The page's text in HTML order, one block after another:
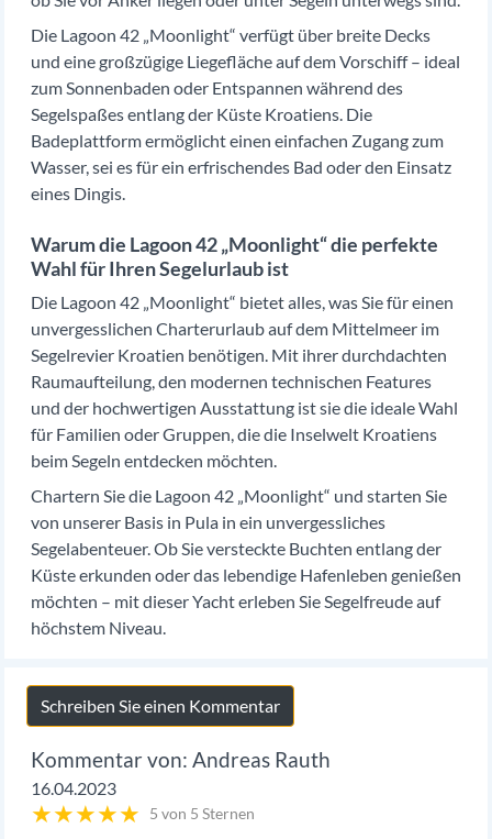
Die Lagoon 42 „Moonlight“ verfügt über breite Decks
und eine großzügige Liegefläche auf dem Vorschiff – ideal
zum Sonnenbaden oder Entspannen während des
Segelspaßes entlang der Küste Kroatiens. Die
Badeplattform ermöglicht einen einfachen Zugang zum
Wasser, sei es für ein erfrischendes Bad oder den Einsatz
eines Dingis.
Warum die Lagoon 42 „Moonlight“ die perfekte
Wahl für Ihren Segelurlaub ist
Die Lagoon 42 „Moonlight“ bietet alles, was Sie für einen
unvergesslichen Charterurlaub auf dem Mittelmeer im
Segelrevier Kroatien benötigen. Mit ihrer durchdachten
Raumaufteilung, den modernen technischen Features
und der hochwertigen Ausstattung ist sie die ideale Wahl
für Familien oder Gruppen, die die Inselwelt Kroatiens
beim Segeln entdecken möchten.
Chartern Sie die Lagoon 42 „Moonlight“ und starten Sie
von unserer Basis in Pula in ein unvergessliches
Segelabenteuer. Ob Sie versteckte Buchten entlang der
Küste erkunden oder das lebendige Hafenleben genießen
möchten – mit dieser Yacht erleben Sie Segelfreude auf
höchstem Niveau.
Schreiben Sie einen Kommentar
Andreas Rauth
16.04.2023
★★★★★ 5 von 5 Sternen